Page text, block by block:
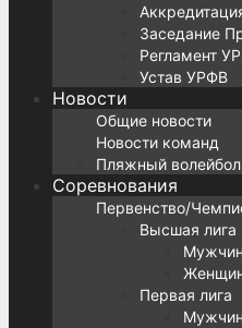
Заседание
Регламент
Устав УРФВ
Новости
Общие новости
Новости команд
Пляжный волейбол
Соревнования
Первенство/
Высшая лига
Первая лига